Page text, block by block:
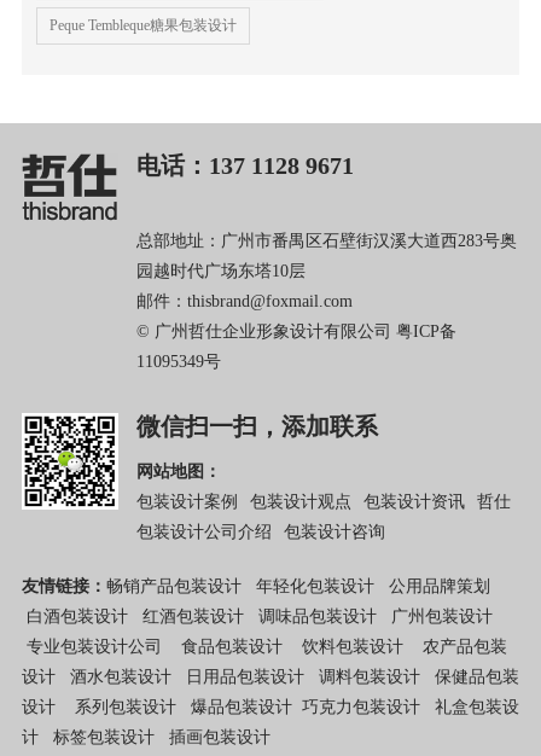
Peque Tembleque糖果包装设计
电话：137 1128 9671
总部地址：广州市番禺区石壁街汉溪大道西283号奥
园越时代广场东塔10层
邮件：thisbrand@foxmail.com
© 广州哲仕企业形象设计有限公司 粤ICP备
11095349号
微信扫一扫，添加联系
网站地图：
包装设计案例
包装设计观点 包装设计资讯
哲仕
包装设计公司介绍
包装设计咨询
友情链接： 畅销产品包装设计 年轻化包装设计
公用品牌策划
白酒包装设计
红酒包装设计 调味品包装设计
广州包装设计
专业包装设计公司
食品包装设计 饮料包装设计
农产品包装
设计
酒水包装设计 日用品包装设计 调料包装设计
保健品包装
设计
系列包装设计 爆品包装设计 巧克力包装设计
礼盒包装设
计
标签包装设计 插画包装设计